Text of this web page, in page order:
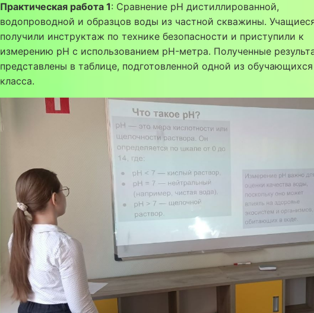
Практическая работа 1: Сравнение pH дистиллированной,
водопроводной и образцов воды из частной скважины.
получили инструктаж по технике безопасности и приступили к
измерению pH с использованием pH-метра. Полученные
представлены в таблице, подготовленной одной из
класса.